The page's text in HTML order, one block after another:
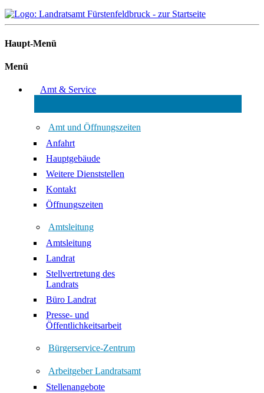
Haupt-Menü
Menü
Amt & Service
Amt und Öffnungszeiten
Anfahrt
Hauptgebäude
Weitere Dienststellen
Kontakt
Öffnungszeiten
Amtsleitung
Amtsleitung
Landrat
Stellvertretung des
Landrats
Büro Landrat
Presse- und
Öffentlichkeitsarbeit
Bürgerservice-Zentrum
Arbeitgeber Landratsamt
Stellenangebote